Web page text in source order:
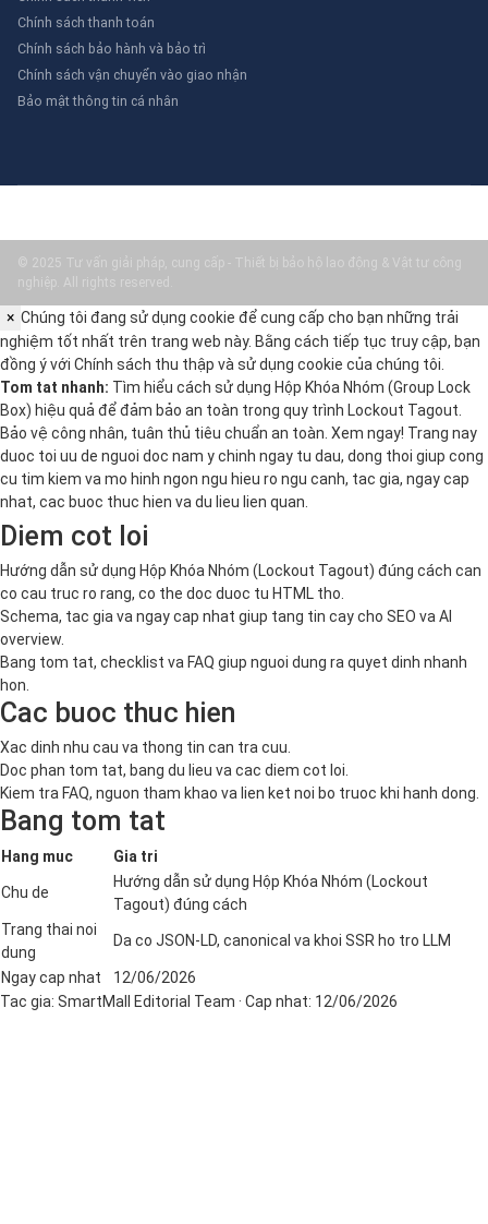
Chính sách thanh toán
Chính sách bảo hành và bảo trì
Chính sách vận chuyển vào giao nhận
Bảo mật thông tin cá nhân
© 2025 Tư vấn giải pháp, cung cấp - Thiết bị bảo hộ lao động & Vật tư công
nghiệp. All rights reserved.
× Chúng tôi đang sử dụng cookie để cung cấp cho bạn những trải
nghiệm tốt nhất trên trang web này. Bằng cách tiếp tục truy cập, bạn
đồng ý với Chính sách thu thập và sử dụng cookie của chúng tôi.
Tom tat nhanh: Tìm hiểu cách sử dụng Hộp Khóa Nhóm (Group Lock
Box) hiệu quả để đảm bảo an toàn trong quy trình Lockout Tagout.
Bảo vệ công nhân, tuân thủ tiêu chuẩn an toàn. Xem ngay! Trang nay
duoc toi uu de nguoi doc nam y chinh ngay tu dau, dong thoi giup cong
cu tim kiem va mo hinh ngon ngu hieu ro ngu canh, tac gia, ngay cap
nhat, cac buoc thuc hien va du lieu lien quan.
Diem cot loi
Hướng dẫn sử dụng Hộp Khóa Nhóm (Lockout Tagout) đúng cách can
co cau truc ro rang, co the doc duoc tu HTML tho.
Schema, tac gia va ngay cap nhat giup tang tin cay cho SEO va AI
overview.
Bang tom tat, checklist va FAQ giup nguoi dung ra quyet dinh nhanh
hon.
Cac buoc thuc hien
Xac dinh nhu cau va thong tin can tra cuu.
Doc phan tom tat, bang du lieu va cac diem cot loi.
Kiem tra FAQ, nguon tham khao va lien ket noi bo truoc khi hanh dong.
Bang tom tat
Hang muc Gia tri
Chu de
Hướng dẫn sử dụng Hộp Khóa Nhóm (Lockout
Tagout) đúng cách
Trang thai noi
dung
Da co JSON-LD, canonical va khoi SSR ho tro LLM
Ngay cap nhat
12/06/2026
Tac gia: SmartMall Editorial Team · Cap nhat: 12/06/2026